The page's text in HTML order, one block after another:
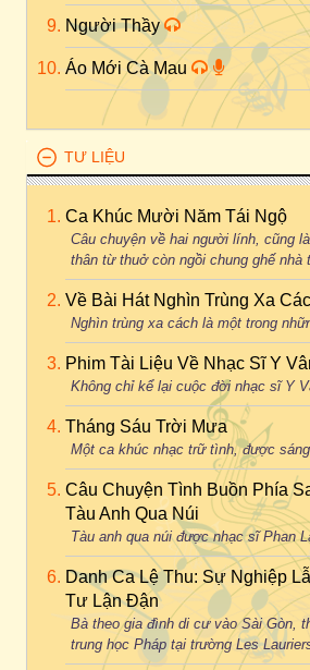
Người Thầy
Áo Mới Cà Mau
TƯ LIỆU
Ca Khúc Mười Năm Tái Ngộ
Câu chuyện về hai người lính, cũng
thân từ thuở còn ngồi chung ghế nhà
Về Bài Hát Nghìn Trùng Xa
Nghìn trùng xa cách là một trong
Phim Tài Liệu Về Nhạc Sĩ Y
Không chỉ kể lại cuộc đời nhạc sĩ Y
Tháng Sáu Trời Mưa
Một ca khúc nhạc trữ tình, được
Câu Chuyện Tình Buồn Phía
Tàu Anh Qua Núi
Tàu anh qua núi được nhạc sĩ Phan
Danh Ca Lệ Thu: Sự Nghiệp
Tư Lận Đận
Bà theo gia đình di cư vào Sài Gòn,
trung học Pháp tại trường Les